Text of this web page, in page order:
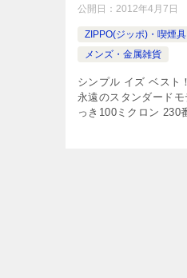
公開日： 2012年4月7日
ZIPPO(ジッポ)・喫煙具
メンズ・金属雑貨
シンプル イズ ベスト
永遠のスタンダード
っき100ミクロン 230